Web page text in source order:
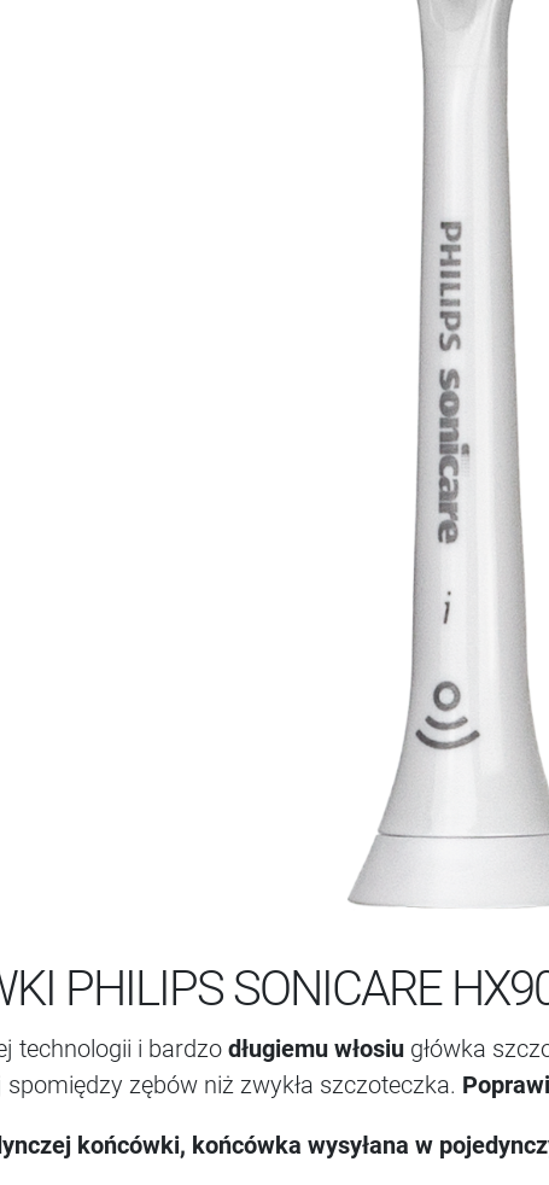
PHILIPS SONICARE
technologii i bardzo długiemu włosiu główka
spomiędzy zębów niż zwykła szczoteczka.
końcówki, końcówka wysyłana w